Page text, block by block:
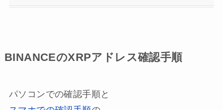
BINANCEのXRPアドレス確認手順
パソコンでの確認手順と